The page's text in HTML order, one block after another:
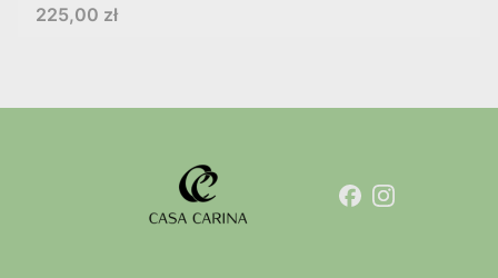
Cena
225,00 zł